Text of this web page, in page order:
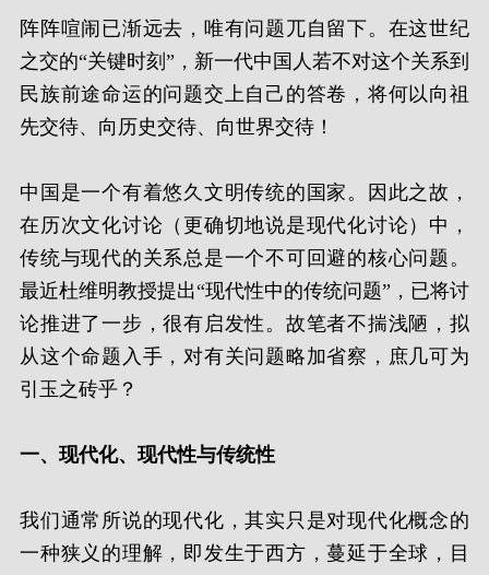
阵阵喧闹已渐远去，唯有问题兀自留下。在这世纪
之交的“关键时刻”，新一代中国人若不对这个关系到
民族前途命运的问题交上自己的答卷，将何以向祖
先交待、向历史交待、向世界交待！
中国是一个有着悠久文明传统的国家。因此之故，
在历次文化讨论（更确切地说是现代化讨论）中，
传统与现代的关系总是一个不可回避的核心问题。
最近杜维明教授提出“现代性中的传统问题”，已将讨
论推进了一步，很有启发性。故笔者不揣浅陋，拟
从这个命题入手，对有关问题略加省察，庶几可为
引玉之砖乎？
一、现代化、现代性与传统性
我们通常所说的现代化，其实只是对现代化概念的
一种狭义的理解，即发生于西方，蔓延于全球，目